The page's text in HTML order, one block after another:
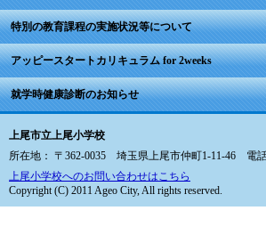
特別の教育課程の実施状況等について
アッピースタートカリキュラム for 2weeks
就学時健康診断のお知らせ
上尾市立上尾小学校
所在地： 〒362-0035 埼玉県上尾市仲町1-11-46 電
上尾小学校へのお問い合わせはこちら
Copyright (C) 2011 Ageo City, All rights reserved.